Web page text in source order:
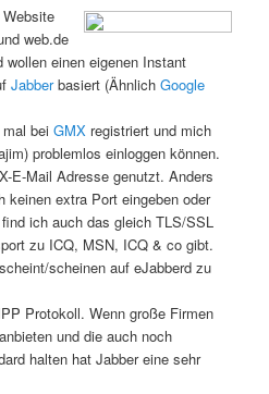
web.de
wollen einen eigenen Instant
Jabberbasiert (ÄhnlichGoogle
mal beiGMX registriert und mich
problemlos einloggen können.
E-Mail Adresse genutzt. Anders
keinen extra Port eingeben oder
ich auch das gleich TLS/SSL
zu ICQ, MSN, ICQ & co gibt.
scheinen auf eJabberd zu
Protokoll. Wenn große Firmen
und die auch noch
halten hat Jabber eine sehr